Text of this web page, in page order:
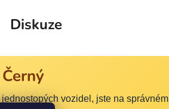
Diskuze
vozidel, jste na správném